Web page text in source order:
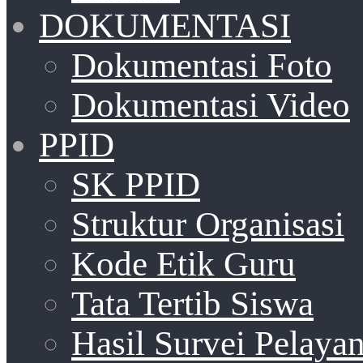
DOKUMENTASI
Dokumentasi Foto
Dokumentasi Video
PPID
SK PPID
Struktur Organisasi
Kode Etik Guru
Tata Tertib Siswa
Hasil Survei